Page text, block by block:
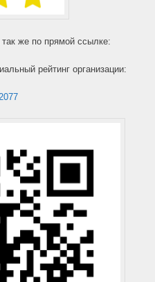
же по прямой ссылке:
рейтинг организации: